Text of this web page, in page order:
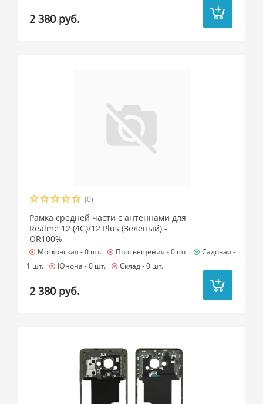
2 380 руб.
(0)
Рамка средней части с антеннами для
Realme 12 (4G)/12 Plus (Зеленый) -
OR100%
Московская -0 шт. Просвещения -0 шт.
Садовая -
1 шт.
Юнона -0 шт. Склад -0 шт.
2 380 руб.